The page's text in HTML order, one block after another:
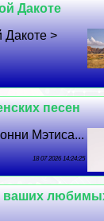
Дакоте
>
песен
Мэтиса...
18 07 2026 14:24:25
ваших